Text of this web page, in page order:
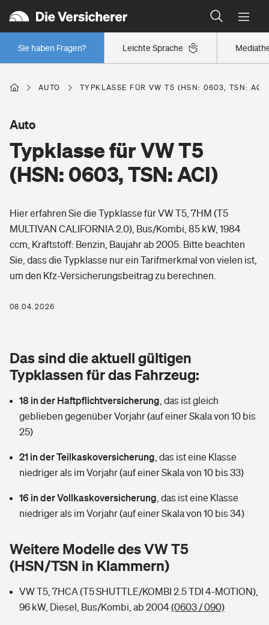
Leichte Sprache
Sie haben Fragen?
Wer versichert was: Jetzt Versicherer finden
Regionalklassen: So ist Ihre Region eingestuft
Wer versichert was: Jetzt Versicherer finden
Berufsunfähigkeitsversicherung
Erwerbsunfähigkeitsversicherung
Grundfähigkeitsversicherung
Arbeitsrechtsschutz
Berufshaftpflichtversicherung
Zur Übersicht
Tools
Wer versichert was: Jetzt Versicherer finden
Sie haben Fragen?
Wohnen
Elementarversicherung
Glasversicherung
Mietkautionsversicherung
Restkreditversicherung
Hochwasser-Check: Wie gefährdet ist Ihr Haus?
Wer versichert was: Jetzt Versicherer finden
Freizeit
Pri­vate Haft­pflicht­
Kinderunfall­ver­si­che­rung
Kinderinvalidität
Hundehalter-Haftpflicht
Private Cyberversicherung
Musikinstrumentenversicherung
Gesundheit
Private Krankenversicherung
Dread-Disease-Versicherung
Tierkrankenversicherung
Zur Übersicht
Tools
Wer versichert was: Jetzt Versicherer finden
Sie haben Fragen?
Rentenrechner: Wie viel Geld bekomme ich im Alter?
AUTO TYPKLASSE FÜR VW T5 (HSN: 0603, TSN: ACI)
Typklasse für VW T5
(HSN: 0603, TSN: ACI)
Auto
Hier erfahren Sie die Typklasse für VW T5, 7HM (T5
MULTIVAN CALIFORNIA 2.0), Bus/Kombi, 85 kW, 1984
ccm, Kraftstoff: Benzin, Baujahr ab 2005. Bitte beachten
Sie, dass die Typklasse nur ein Tarifmerkmal von vielen ist,
um den Kfz-Versicherungsbeitrag zu berechnen.
08.04.2026
Das sind die aktuell gültigen
Typklassen für das Fahrzeug:
18 in der Haftpflichtversicherung das ist gleich
geblieben gegenüber Vorjahr (auf einer Skala von 10 bis
25)
21 in der Teilkaskoversicherung das ist eine Klasse
niedriger als im Vorjahr (auf einer Skala von 10 bis 33)
16 in der Vollkaskoversicherung das ist eine Klasse
niedriger als im Vorjahr (auf einer Skala von 10 bis 34)
Weitere Modelle des VW T5
(HSN/TSN in Klammern)
VW T5, 7HCA (T5 SHUTTLE/KOMBI 2.5 TDI 4-MOTION),
96 kW, Diesel, Bus/Kombi, ab 2004(0603 / 090)